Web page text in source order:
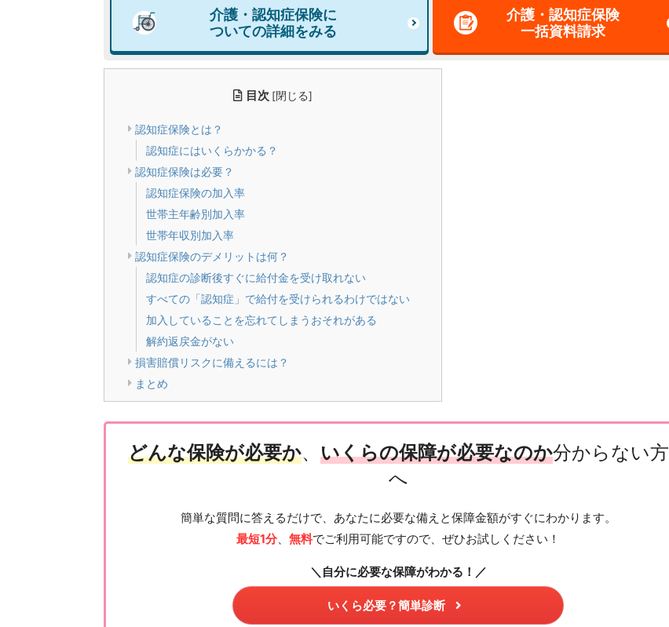
介護・認知症保険に
ついての詳細をみる
介護・認知症保険
一括資料請求
目次 [閉じる]
認知症保険とは？
認知症にはいくらかかる？
認知症保険は必要？
認知症保険の加入率
世帯主年齢別加入率
世帯年収別加入率
認知症保険のデメリットは何？
認知症の診断後すぐに給付金を受け取れない
すべての「認知症」で給付を受けられるわけではない
加入していることを忘れてしまうおそれがある
解約返戻金がない
損害賠償リスクに備えるには？
まとめ
どんな保険が必要か、 いくらの保障が必要なのか分からない方
へ
簡単な質問に答えるだけで、あなたに必要な備えと保障金額がすぐにわかります。
最短1分、 無料でご利用可能ですので、ぜひお試しください！
＼自分に必要な保障がわかる！／
いくら必要？簡単診断